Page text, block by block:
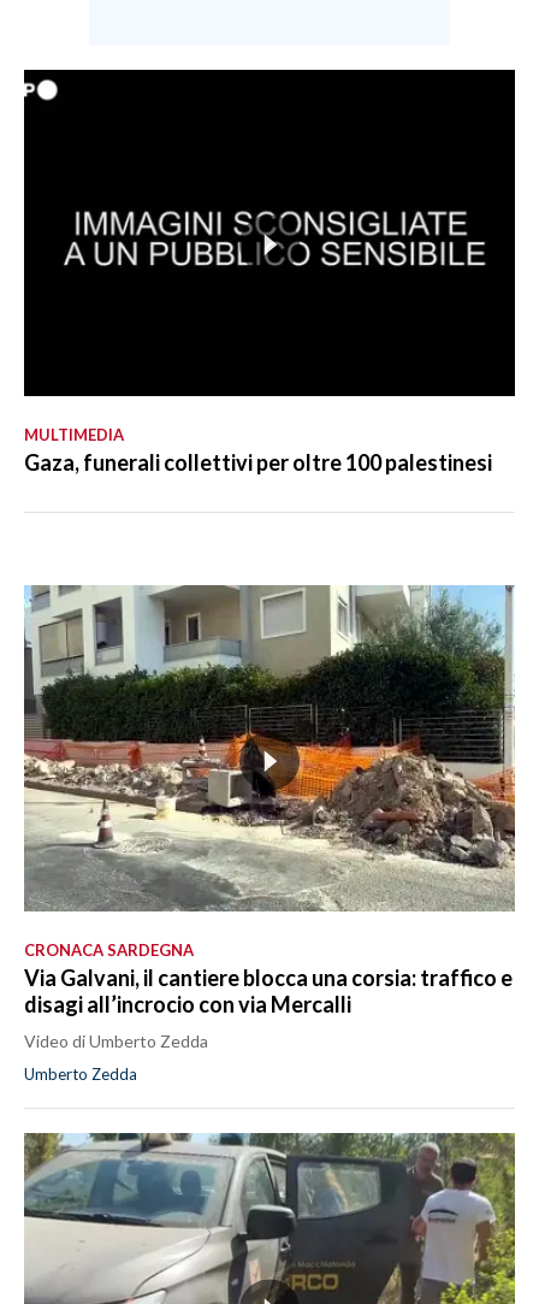
MULTIMEDIA
Gaza, funerali collettivi per oltre 100 palestinesi
CRONACA SARDEGNA
Via Galvani, il cantiere blocca una corsia: traffico e
disagi all’incrocio con via Mercalli
Video di Umberto Zedda
Umberto Zedda